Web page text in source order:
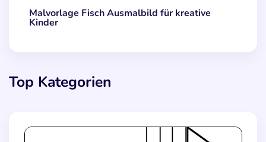
Malvorlage Fisch Ausmalbild für kreative
Kinder
Top Kategorien